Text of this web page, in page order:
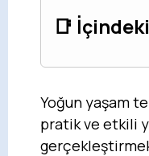
📑
Yoğun yaşam
pratik ve etkili